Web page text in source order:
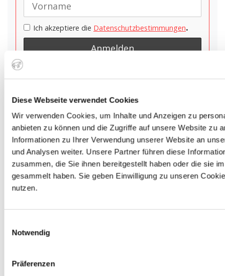
Diese Webseite verwendet Cookies
Wir verwenden Cookies, um Inhalte und Anzeigen zu
anbieten zu können und die Zugriffe auf unsere Website zu
Informationen zu Ihrer Verwendung unserer Website an
und Analysen weiter. Unsere Partner führen diese
zusammen, die Sie ihnen bereitgestellt haben oder die sie
gesammelt haben. Sie geben Einwilligung zu unseren
nutzen.
Notwendig
Präferenzen
Ich akzeptiere die Datenschutzbestimmungen.
THEMEN
GRILLROST PLANCHA
LIEBLINGSPRODUKTE
Fleischglück Messer 3S von David Pietralla
Holy Cow